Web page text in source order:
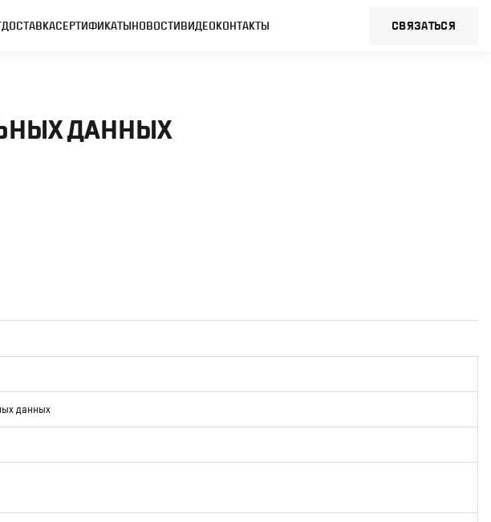
ДОСТАВКАСЕРТИФИКАТЫНОВОСТИВИДЕОКОНТАКТЫ CВЯЗАТЬСЯ
ДАННЫХ
данных